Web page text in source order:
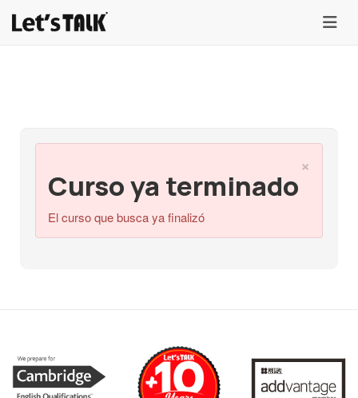
menu
×
Curso ya terminado
El curso que busca ya finalizó